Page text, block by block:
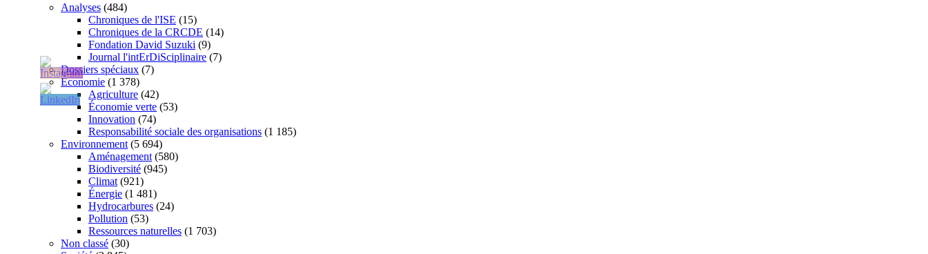
Analyses (484)
Chroniques de l'ISE (15)
Chroniques de la CRCDE (14)
Fondation David Suzuki (9)
Journal l'intErDiSciplinaire (7)
Dossiers spéciaux (7)
Économie (1 378)
Agriculture (42)
Économie verte (53)
Innovation (74)
Responsabilité sociale des organisations (1 185)
Environnement (5 694)
Aménagement (580)
Biodiversité (945)
Climat (921)
Énergie (1 481)
Hydrocarbures (24)
Pollution (53)
Ressources naturelles (1 703)
Non classé (30)